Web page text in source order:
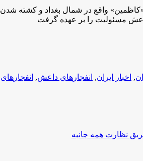
واقع در شمال بغداد و کشته شدن ۲۲ نفر خبر دادند.
, اخبار ایران, انفجار‎های داعش , انفجار‎های عهده